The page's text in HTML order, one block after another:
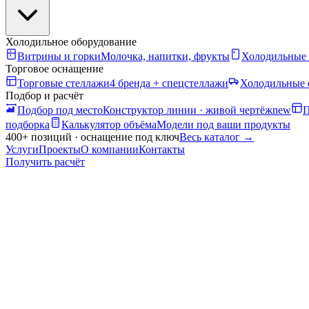
Холодильное оборудование
Витрины и горкиМолочка, напитки, фрукты
Торговое оснащение
Торговые стеллажи4 бренда + спецстеллажи Холодильные
Подбор и расчёт
Подбор под местоКонструктор линии · живой чертёжnew
подборка
Калькулятор объёмаМодели под ваши продукты
400+ позиций · оснащение под ключВесь каталог →
УслугиПроектыО компанииКонтакты
Получить расчёт